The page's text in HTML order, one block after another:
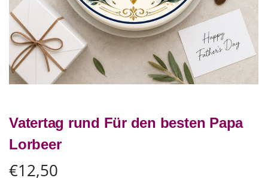
Vatertag rund Für den besten Papa
Lorbeer
€12,50